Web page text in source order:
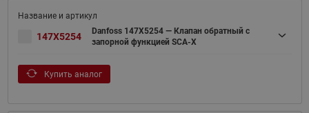
147X5254
Danfoss 147X5254 — Клапан обратный с
запорной функцией SCA-X
Купить аналог